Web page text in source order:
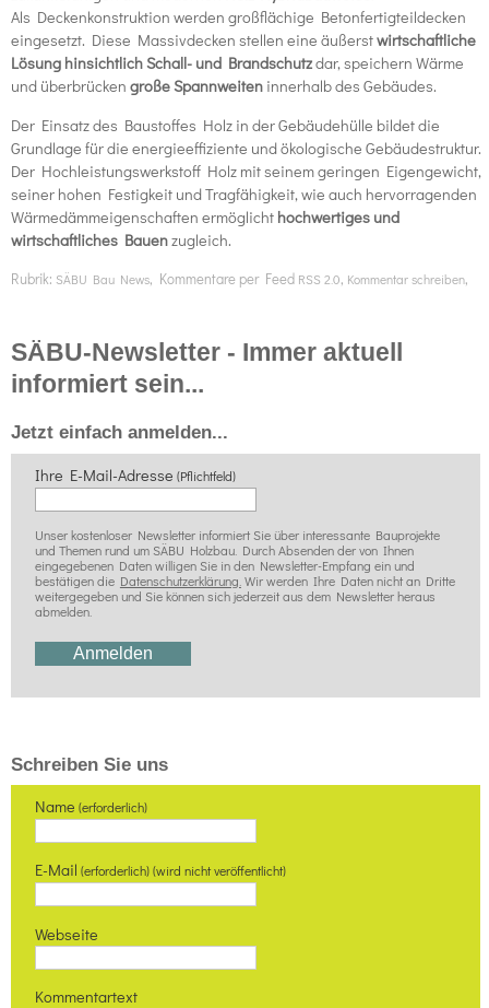
Als Deckenkonstruktion werden großflächige Betonfertigteildecken
eingesetzt. Diese Massivdecken stellen eine äußerstwirtschaftliche
Lösung hinsichtlich Schall- und Brandschutzdar, speichern Wärme
und überbrücken große Spannweiteninnerhalb des Gebäudes.
Der Einsatz des Baustoffes Holz in der Gebäudehülle bildet die
Grundlage für die energieeffiziente und ökologische Gebäudestruktur.
Der Hochleistungswerkstoff Holz mit seinem geringen Eigengewicht,
seiner hohen Festigkeit und Tragfähigkeit, wie auch hervorragenden
Wärmedämmeigenschaften ermöglicht hochwertiges und
wirtschaftliches Bauenzugleich.
Rubrik: SÄBU Bau News, Kommentare per Feed RSS 2.0, Kommentar schreiben,
SÄBU-Newsletter - Immer aktuell
informiert sein...
Jetzt einfach anmelden...
Ihre E-Mail-Adresse (Pflichtfeld)
Unser kostenloser Newsletter informiert Sie über interessante Bauprojekte
und Themen rund um SÄBU Holzbau. Durch Absenden der von Ihnen
eingegebenen Daten willigen Sie in den Newsletter-Empfang ein und
bestätigen die Datenschutzerklärung. Wir werden Ihre Daten nicht an Dritte
weitergegeben und Sie können sich jederzeit aus dem Newsletter heraus
abmelden.
Schreiben Sie uns
Name (erforderlich)
E-Mail (erforderlich) (wird nicht veröffentlicht)
Webseite
Kommentartext